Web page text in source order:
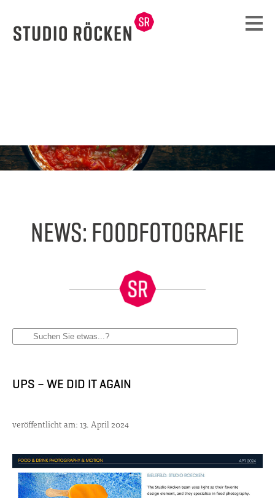
NEWS: FOODFOTOGRAFIE
UPS – WE DID IT AGAIN
veröffentlicht am: 13. April 2024